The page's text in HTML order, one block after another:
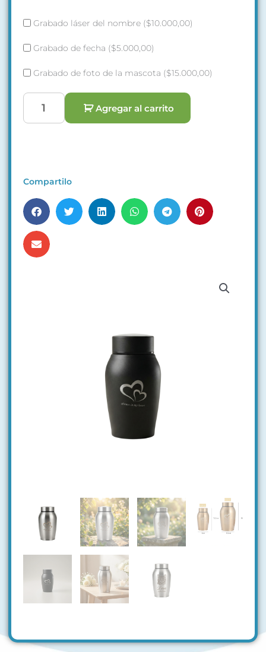
Grabado láser del nombre ($10.000,00)
Grabado de fecha ($5.000,00)
Grabado de foto de la mascota ($15.000,00)
Agregar al carrito
Compartilo